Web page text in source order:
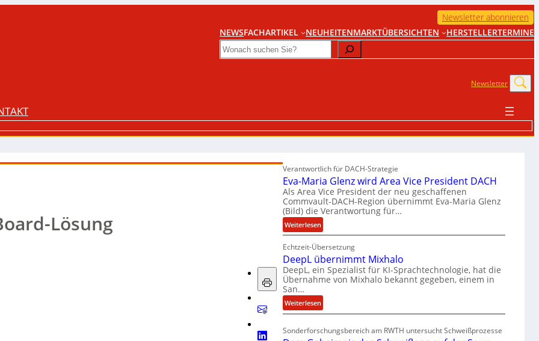
Newsletter abonnieren
NEWSFACHARTIKEL NEUHEITENMARKTÜBERSICHTEN HERSTELLERTERMINE
Search
Newsletter
Lösung
Verantwortlich für DACH-Strategie
Eva-Maria Glenz wird Area Vice President DACH
Als Area Vice President der neu geschaffenen
Commvault-DACH-Region übernimmt Eva-Maria Glenz
(Bild) die Verantwortung für…
Weiterlesen:
E
v
a
-
M
r
i
a
G
Echtzeit-Übersetzung
DeepL übernimmt Mixhalo
DeepL, ein Spezialist für KI-Sprachtechnologie, hat die
Übernahme von Mixhalo bekannt gegeben, einem in
San…
Weiterlesen:
D
Sonderforschungsbereich am RWTH untersucht Schweißprozesse